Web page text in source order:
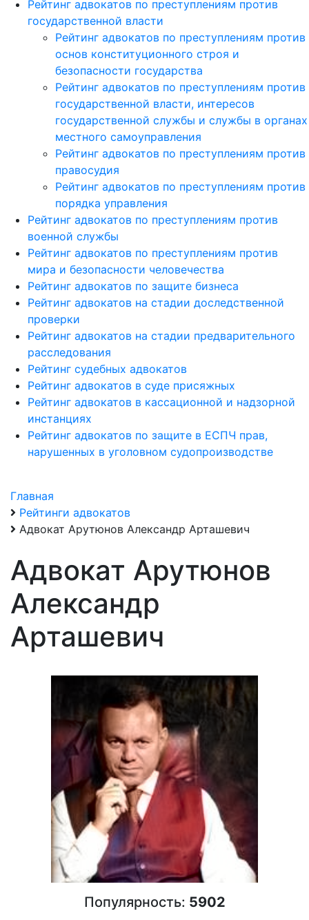
Рейтинг адвокатов по преступлениям против
государственной власти
Рейтинг адвокатов по преступлениям против
основ конституционного строя и
безопасности государства
Рейтинг адвокатов по преступлениям против
государственной власти, интересов
государственной службы и службы в органах
местного самоуправления
Рейтинг адвокатов по преступлениям против
правосудия
Рейтинг адвокатов по преступлениям против
порядка управления
Рейтинг адвокатов по преступлениям против
военной службы
Рейтинг адвокатов по преступлениям против
мира и безопасности человечества
Рейтинг адвокатов по защите бизнеса
Рейтинг адвокатов на стадии доследственной
проверки
Рейтинг адвокатов на стадии предварительного
расследования
Рейтинг судебных адвокатов
Рейтинг адвокатов в суде присяжных
Рейтинг адвокатов в кассационной и надзорной
инстанциях
Рейтинг адвокатов по защите в ЕСПЧ прав,
нарушенных в уголовном судопроизводстве
Главная
Рейтинги адвокатов
Адвокат Арутюнов Александр Арташевич
Адвокат Арутюнов
Александр
Арташевич
Популярность: 5902